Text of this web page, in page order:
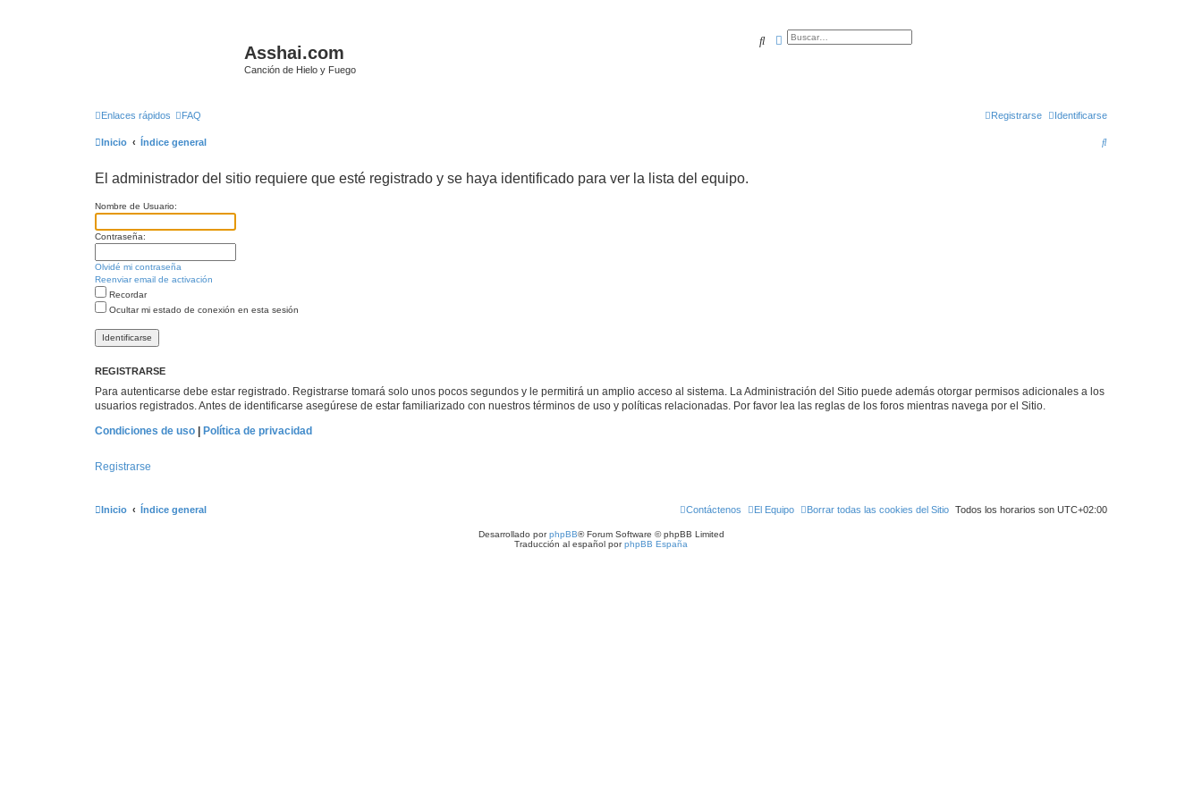
Asshai.com
Canción de Hielo y Fuego
BuscarBúsqueda avanzada
Enlaces rápidos FAQ Identificarse
Registrarse
Inicio Índice general
B
El administrador del sitio requiere que esté registrado y se haya identificado para ver la lista del equipo.
Nombre de Usuario:
Contraseña:
Olvidé mi contraseña
Reenviar email de activación
Recordar
Ocultar mi estado de conexión en esta sesión
REGISTRARSE
Para autenticarse debe estar registrado. Registrarse tomará solo unos pocos segundos y le permitirá un amplio acceso al sistema. La Administración del Sitio puede además otorgar permisos adicionales a los
usuarios registrados. Antes de identificarse asegúrese de estar familiarizado con nuestros términos de uso y políticas relacionadas. Por favor lea las reglas de los foros mientras navega por el Sitio.
Condiciones de uso
Política de privacidad
Registrarse
Inicio Índice general Todos los horarios son UTC+02:00
Borrar todas las cookies del Sitio
El Equipo
Contáctenos
Desarrollado porphpBB® Forum Software © phpBB Limited
Traducción al español porphpBB España